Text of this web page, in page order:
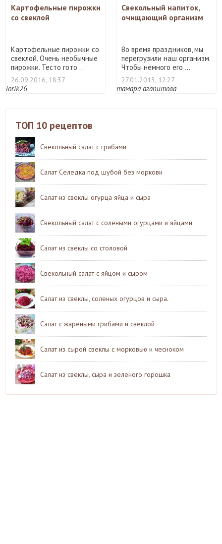
Картофельные пирожки
со свеклой
Картофельные пирожки со
свеклой. Очень необычные
пирожки. Тесто гото ...
26.09.2016, 18:37
lorik26
Свекольный напиток,
очищающий организм
Во время праздников, мы
перегрузили наш организм.
Чтобы немного его ...
27.01.2013, 12:27
тамара агапитова
ТОП 10 рецептов
Свекольный салат с грибами
Салат Селедка под шубой без моркови
Салат из свеклы огурца яйца и сыра
Свекольный салат с солеными огурцами и яйцами
Салат из свеклы со столовой
Свекольный салат с яйцом и сыром
Салат из свеклы, соленых огурцов и сыра.
Салат с жареными грибами и свеклой
Салат из сырой свеклы с морковью и чесноком
Салат из свеклы, сыра и зеленого горошка